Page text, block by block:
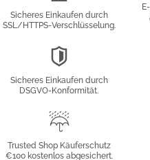
Verschlüsselung
Sicheres Einkaufen durch
SSL/HTTPS-Verschlüsselung.
Sicheres Einkaufen durch
DSGVO-Konformität.
Trusted Shop Käuferschutz
€100 kostenlos abgesichert.